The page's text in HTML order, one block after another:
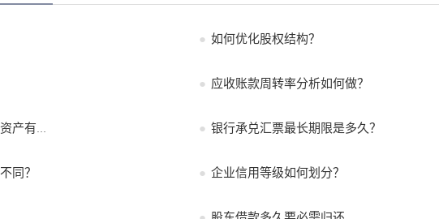
● 如何优化股权结构？
● 应收账款周转率分析如何做？
有什... ● 银行承兑汇票最长期限是多久？
同？ ● 企业信用等级如何划分？